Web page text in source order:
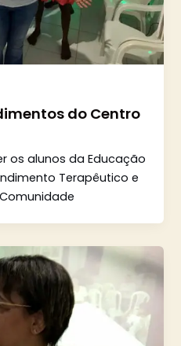
do Centro
os alunos da Educação
Terapêutico e